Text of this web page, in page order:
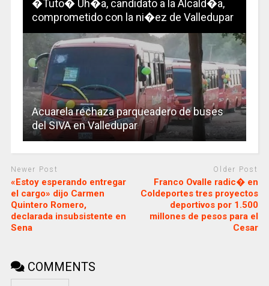
�Tuto� Uh�a, candidato a la Alcald�a,
comprometido con la ni�ez de Valledupar
Acuarela rechaza parqueadero de buses
del SIVA en Valledupar
Newer Post
«Estoy esperando entregar
el cargo» dijo Carmen
Quintero Romero,
declarada insubsistente en
Sena
Older Post
Franco Ovalle radic� en
Coldeportes tres proyectos
deportivos por 1.500
millones de pesos para el
Cesar
COMMENTS